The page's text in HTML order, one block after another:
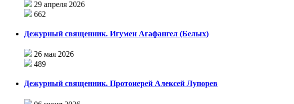
29 апреля 2026
662
Дежурный священник. Игумен Агафангел (Белых)
26 мая 2026
489
Дежурный священник. Протоиерей Алексей Лупорев